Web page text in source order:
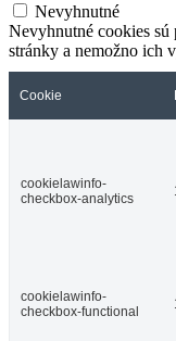
Nevyhnutné
Nevyhnutné cookies sú
stránky a nemožno ich
Cookie
cookielawinfo-
checkbox-analytics
cookielawinfo-
checkbox-functional